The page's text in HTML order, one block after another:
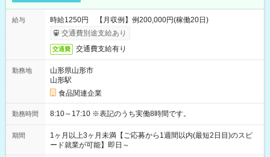
給与
時給1250円 【月収例】例200,000円(稼働20日)
交通費別途支給あり
交通費 交通費支給有り
勤務地
山形県山形市
山形駅
食品関連企業
勤務時間 8:10～17:10 ※表記のうち実働8時間です。
期間
1ヶ月以上3ヶ月未満【ご応募から1週間以内(最短2日目)のスピ
ード就業が可能】即日～